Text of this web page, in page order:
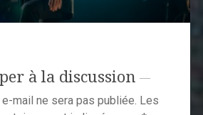
à la discussion
mail ne sera pas publiée. Les